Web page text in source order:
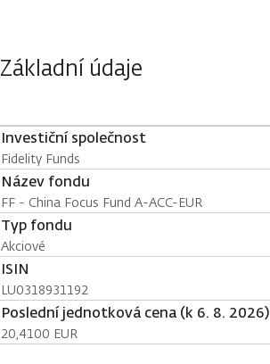
Základní údaje
Investiční společnost
Fidelity Funds
Název fondu
FF - China Focus Fund A-ACC-EUR
Typ fondu
Akciové
ISIN
LU0318931192
Poslední jednotková cena (k 6. 8. 2026)
20,4100 EUR